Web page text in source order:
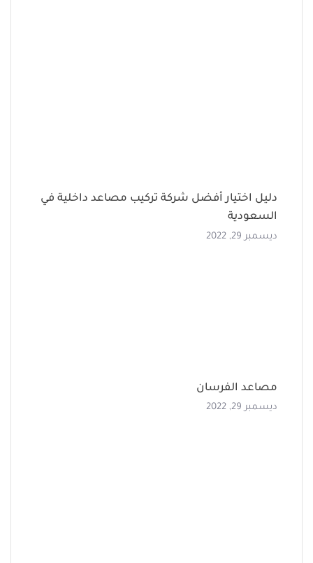
دليل اختيار أفضل شركة تركيب مصاعد داخلية في
السعودية
ديسمبر 29, 2022
مصاعد الفرسان
ديسمبر 29, 2022